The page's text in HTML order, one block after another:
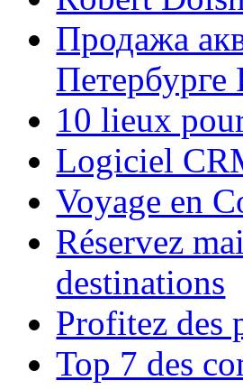
Продажа
Петербурге
10 lieux
Logiciel
Voyage en
Réservez
destinations
Profitez des
Top 7 des